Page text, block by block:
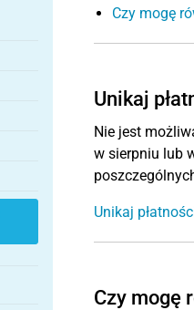
Czy mogę
Unikaj
Nie jest
w sierpniu lub
Unikaj
Czy mogę